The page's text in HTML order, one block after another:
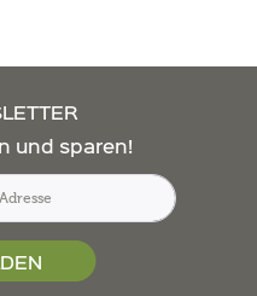
und sparen!